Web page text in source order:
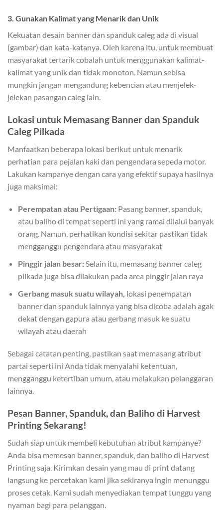
3. Gunakan Kalimat yang Menarik dan Unik
Kekuatan desain banner dan spanduk caleg ada di visual
(gambar) dan kata-katanya. Oleh karena itu, untuk membuat
masyarakat tertarik cobalah untuk menggunakan kalimat-
kalimat yang unik dan tidak monoton. Namun sebisa
mungkin jangan mengandung kebencian atau menjelek-
jelekan pasangan caleg lain.
Lokasi untuk Memasang Banner dan Spanduk
Caleg Pilkada
Manfaatkan beberapa lokasi berikut untuk menarik
perhatian para pejalan kaki dan pengendara sepeda motor.
Lakukan kampanye dengan cara yang efektif supaya hasilnya
juga maksimal:
Perempatan atau Pertigaan: Pasang banner, spanduk,
atau baliho di tempat seperti ini yang ramai dilalui banyak
orang. Namun, perhatikan kondisi sekitar pastikan tidak
mengganggu pengendara atau masyarakat
Pinggir jalan besar:Selain itu, memasang banner caleg
pilkada juga bisa dilakukan pada area pinggir jalan raya
Gerbang masuk suatu wilayah, lokasi penempatan
banner dan spanduk lainnya yang bisa dicoba adalah agak
dekat dengan gapura atau gerbang masuk ke suatu
wilayah atau daerah
Sebagai catatan penting, pastikan saat memasang atribut
partai seperti ini Anda tidak menyalahi ketentuan,
mengganggu ketertiban umum, atau melakukan pelanggaran
lainnya.
Pesan Banner, Spanduk, dan Baliho di Harvest
Printing Sekarang!
Sudah siap untuk membeli kebutuhan atribut kampanye?
Anda bisa memesan banner, spanduk, dan baliho di Harvest
Printing saja. Kirimkan desain yang mau di print datang
langsung ke percetakan kami jika sekiranya ingin menunggu
proses cetak. Kami sudah menyediakan tempat tunggu yang
nyaman bagi para pelanggan.